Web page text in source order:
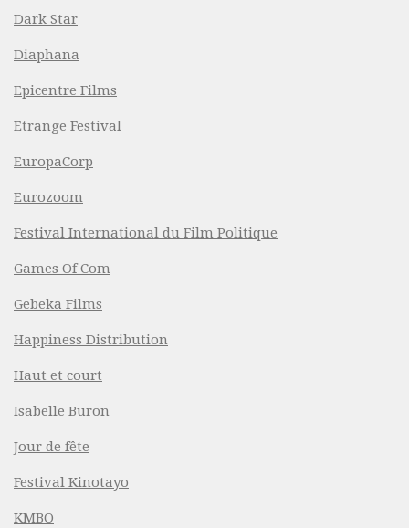
Dark Star
Diaphana
Epicentre Films
Etrange Festival
EuropaCorp
Eurozoom
Festival International du Film Politique
Games Of Com
Gebeka Films
Happiness Distribution
Haut et court
Isabelle Buron
Jour de fête
Festival Kinotayo
KMBO